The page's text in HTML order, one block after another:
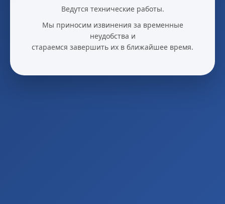
Ведутся технические работы.
Мы приносим извинения за временные
неудобства и
стараемся завершить их в ближайшее время.